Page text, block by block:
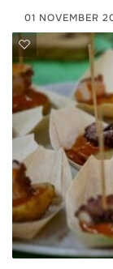
01 NOVEMBER